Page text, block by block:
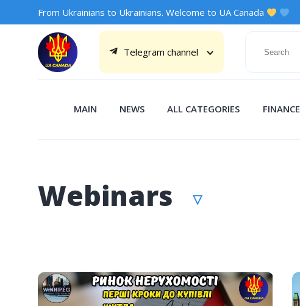
From Ukrainians to Ukrainians. Welcome to UA Canada
Telegram channel
MAIN NEWS ALL CATEGORIES FINANCE
Webinars ▽